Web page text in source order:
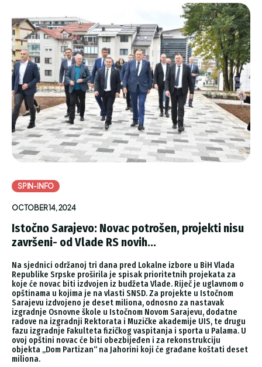
SPIN-INFO
OCTOBER 14, 2024
Istočno Sarajevo: Novac potrošen, projekti nisu
završeni- od Vlade RS novih...
Na sjednici održanoj tri dana pred Lokalne izbore u BiH Vlada
Republike Srpske proširila je spisak prioritetnih projekata za
koje će novac biti izdvojen iz budžeta Vlade. Riječ je uglavnom o
opštinama u kojima je na vlasti SNSD. Za projekte u Istočnom
Sarajevu izdvojeno je deset miliona, odnosno za nastavak
izgradnje Osnovne škole u Istočnom Novom Sarajevu, dodatne
radove na izgradnji Rektorata i Muzičke akademije UIS, te drugu
fazu izgradnje Fakulteta fizičkog vaspitanja i sporta u Palama. U
ovoj opštini novac će biti obezbijeđen i za rekonstrukciju
objekta „Dom Partizan“ na Jahorini koji će građane koštati deset
miliona.